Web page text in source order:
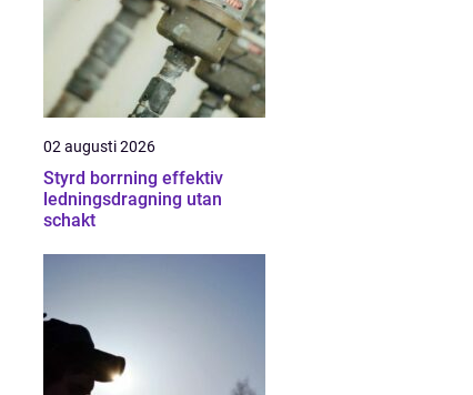
02 augusti 2026
Styrd borrning effektiv
ledningsdragning utan
schakt